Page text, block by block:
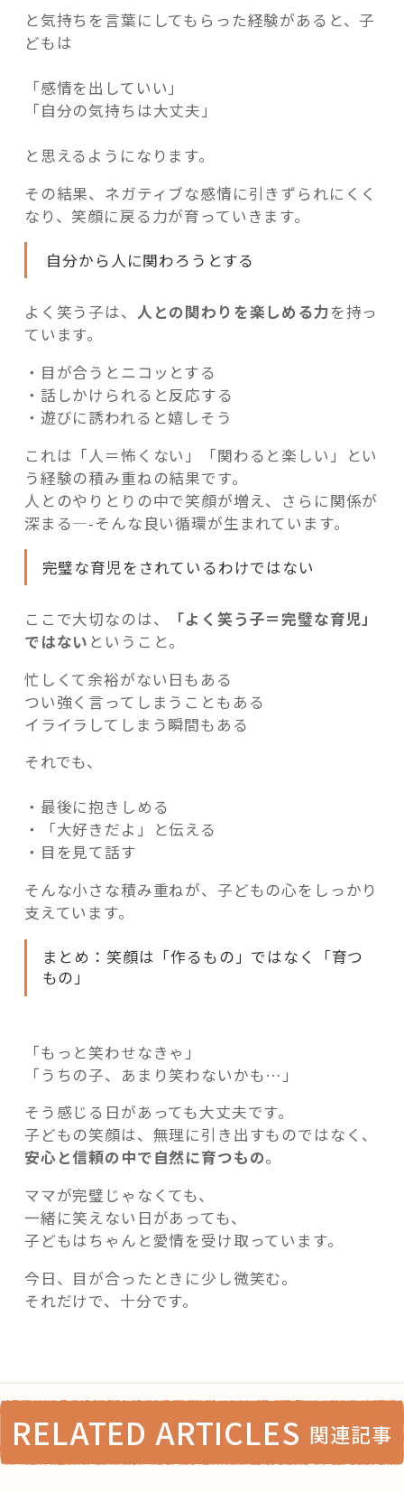
と気持ちを言葉にしてもらった経験があると、子
どもは
「感情を出していい」
「自分の気持ちは大丈夫」
と思えるようになります。
その結果、ネガティブな感情に引きずられにくく
なり、笑顔に戻る力が育っていきます。
自分から人に関わろうとする
よく笑う子は、 人との関わりを楽しめる力を持っ
ています。
・目が合うとニコッとする
・話しかけられると反応する
・遊びに誘われると嬉しそう
これは「人＝怖くない」「関わると楽しい」とい
う経験の積み重ねの結果です。
人とのやりとりの中で笑顔が増え、さらに関係が
深まる—-そんな良い循環が生まれています。
完璧な育児をされているわけではない
ここで大切なのは、
「よく笑う子＝完璧な育児」
ではない ということ。
忙しくて余裕がない日もある
つい強く言ってしまうこともある
イライラしてしまう瞬間もある
それでも、
・最後に抱きしめる
・「大好きだよ」と伝える
・目を見て話す
そんな小さな積み重ねが、子どもの心をしっかり
支えています。
まとめ：笑顔は「作るもの」ではなく「育つ
もの」
「もっと笑わせなきゃ」
「うちの子、あまり笑わないかも…」
そう感じる日があっても大丈夫です。
子どもの笑顔は、無理に引き出すものではなく、
安心と信頼の中で自然に育つもの。
ママが完璧じゃなくても、
一緒に笑えない日があっても、
子どもはちゃんと愛情を受け取っています。
今日、目が合ったときに少し微笑む。
それだけで、十分です。
RELATED ARTICLES 関連記事